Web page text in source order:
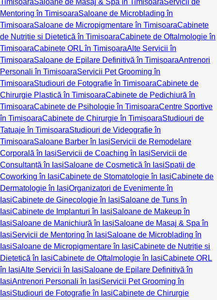
TimișoaraSaloane de Masaj & Spa în TimișoaraServicii de
Mentoring în TimișoaraSaloane de Microblading în
TimișoaraSaloane de Micropigmentare în TimișoaraCabinete
de Nutriție și Dietetică în TimișoaraCabinete de Oftalmologie în
TimișoaraCabinete ORL în TimișoaraAlte Servicii în
TimișoaraSaloane de Epilare Definitivă în TimișoaraAntrenori
Personali în TimișoaraServicii Pet Grooming în
TimișoaraStudiouri de Fotografie în TimișoaraCabinete de
Chirurgie Plastică în TimișoaraCabinete de Pedichiură în
TimișoaraCabinete de Psihologie în TimișoaraCentre Sportive
în TimișoaraCabinete de Chirurgie în TimișoaraStudiouri de
Tatuaje în TimișoaraStudiouri de Videografie în
TimișoaraSaloane Barber în IașiServicii de Remodelare
Corporală în IașiServicii de Coaching în IașiServicii de
Consultanță în IașiSaloane de Cosmetică în IașiSpații de
Coworking în IașiCabinete de Stomatologie în IașiCabinete de
Dermatologie în IașiOrganizatori de Evenimente în
IașiCabinete de Ginecologie în IașiSaloane de Tuns în
IașiCabinete de Implanturi în IașiSaloane de Makeup în
IașiSaloane de Manichiură în IașiSaloane de Masaj & Spa în
IașiServicii de Mentoring în IașiSaloane de Microblading în
IașiSaloane de Micropigmentare în IașiCabinete de Nutriție și
Dietetică în IașiCabinete de Oftalmologie în IașiCabinete ORL
în IașiAlte Servicii în IașiSaloane de Epilare Definitivă în
IașiAntrenori Personali în IașiServicii Pet Grooming în
IașiStudiouri de Fotografie în IașiCabinete de Chirurgie